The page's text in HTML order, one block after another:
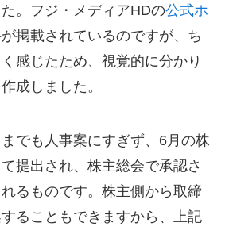
。フジ・メディアHDの公式ホ
掲載されているのですが、ち
感じたため、視覚的に分かり
成しました。
でも人事案にすぎず、6月の株
提出され、株主総会で承認さ
るものです。株主側から取締
ることもできますから、上記